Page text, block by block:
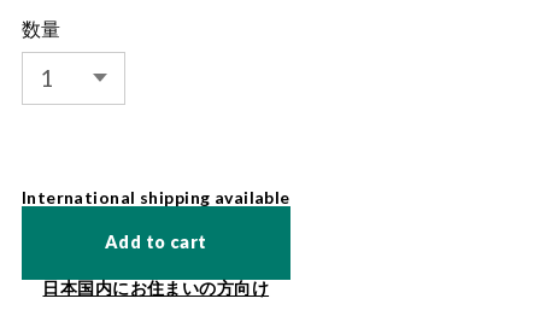
数量
International shipping available
Add to cart
日本国内にお住まいの方向け